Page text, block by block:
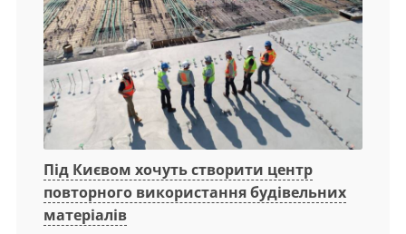
Під Києвом хочуть створити центр
повторного використання будівельних
матеріалів